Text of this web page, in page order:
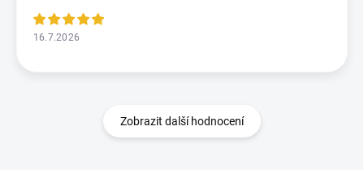
16.7.2026
Zobrazit další hodnocení